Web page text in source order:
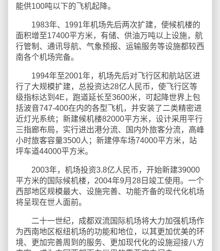
能供100吨以下的飞机起降。
1983年、1991年机场先后两次扩建，使候机楼的
面积增至17400平方米，有储、供油万吨以上设施，航
行管制、通讯导航、气象预报、运输服务等设施都较西
南各个机场完备。
1994年至2001年，机场先后对飞行区和航站区进
行了大规模扩建，总投资达28亿人民币，使飞行区等
级指标达到4E，跑道延长至3600米，可起降世界上包
括波音747-400在内的各型飞机，并安装了二类精密进
近灯光系统；新建候机楼82000平方米，设计采用平行
三指廊布局，实行进出港分流、国内外旅客分流，高峰
小时旅客容量3500人；新建停车场74000平方米，站
坪车道44000平方米。
2003年，机场投资3.8亿人民币，开始新建39000
平方米的国际候机楼，2004年9月28日竣工使用。一个
西部地区规模最大、设施完善、功能齐备的现代化机场
将呈现在世人面前。
二十一世纪，成都双流国际机场将大力加强机场作
为西南地区枢纽机场的功能和地位，以其更加优美的环
境、更加完善周到的服务、更加现代化的设施迎接八方